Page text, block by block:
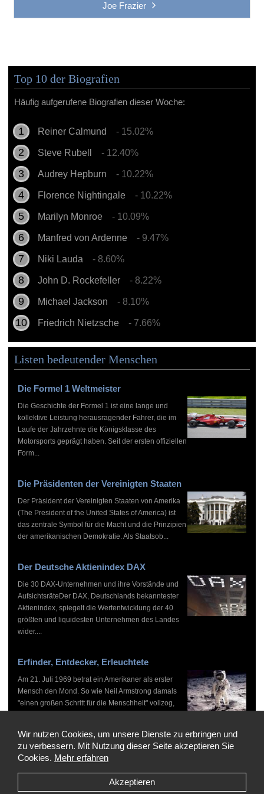
Joe Frazier
Top 10 der Biografien
Häufig aufgerufene Biografien dieser Woche:
Reiner Calmund - 15.02%
Steve Rubell - 12.40%
Audrey Hepburn - 10.22%
Florence Nightingale - 10.22%
Marilyn Monroe - 10.09%
Manfred von Ardenne - 9.47%
Niki Lauda - 8.60%
John D. Rockefeller - 8.22%
Michael Jackson - 8.10%
Friedrich Nietzsche - 7.66%
Listen bedeutender Menschen
Die Formel 1 Weltmeister
Die Geschichte der Formel 1 ist eine lange und
kollektive Leistung herausragender Fahrer, die im
Laufe der Jahrzehnte die Königsklasse des
Motorsports geprägt haben. Seit der ersten offiziellen
Form...
Die Präsidenten der Vereinigten Staaten
Der Präsident der Vereinigten Staaten von Amerika
(The President of the United States of America) ist
das zentrale Symbol für die Macht und die Prinzipien
der amerikanischen Demokratie. Als Staatsob...
Der Deutsche Aktienindex DAX
Die 30 DAX-Unternehmen und ihre Vorstände und
AufsichtsräteDer DAX, Deutschlands bekanntester
Aktienindex, spiegelt die Wertentwicklung der 40
größten und liquidesten Unternehmen des Landes
wider....
Erfinder, Entdecker, Erleuchtete
Am 21. Juli 1969 betrat ein Amerikaner als erster
Mensch den Mond. So wie Neil Armstrong damals
"einen großen Schritt für die Menschheit" vollzog,
Copyright © 1999-2026 by WHO'S WHO, Alle Rechte vorbehalten
Wir nutzen Cookies, um unsere Dienste zu erbringen und
zu verbessern. Mit Nutzung dieser Seite akzeptieren Sie
Cookies. Mehr erfahren
Akzeptieren